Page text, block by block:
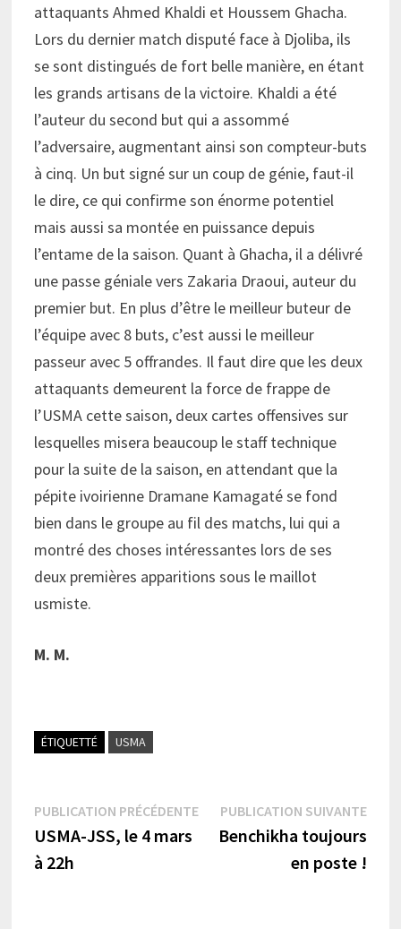
attaquants Ahmed Khaldi et Houssem Ghacha.
Lors du dernier match disputé face à Djoliba, ils
se sont distingués de fort belle manière, en étant
les grands artisans de la victoire. Khaldi a été
l’auteur du second but qui a assommé
l’adversaire, augmentant ainsi son compteur-buts
à cinq. Un but signé sur un coup de génie, faut-il
le dire, ce qui confirme son énorme potentiel
mais aussi sa montée en puissance depuis
l’entame de la saison. Quant à Ghacha, il a délivré
une passe géniale vers Zakaria Draoui, auteur du
premier but. En plus d’être le meilleur buteur de
l’équipe avec 8 buts, c’est aussi le meilleur
passeur avec 5 offrandes. Il faut dire que les deux
attaquants demeurent la force de frappe de
l’USMA cette saison, deux cartes offensives sur
lesquelles misera beaucoup le staff technique
pour la suite de la saison, en attendant que la
pépite ivoirienne Dramane Kamagaté se fond
bien dans le groupe au fil des matchs, lui qui a
montré des choses intéressantes lors de ses
deux premières apparitions sous le maillot
usmiste.
M. M.
ÉTIQUETTÉ USMA
Navigation
de
PUBLICATION PRÉCÉDENTEPublication
précédente :
USMA-JSS, le 4 mars
à 22h
PUBLICATION SUIVANTE
Benchikha toujours
en poste !